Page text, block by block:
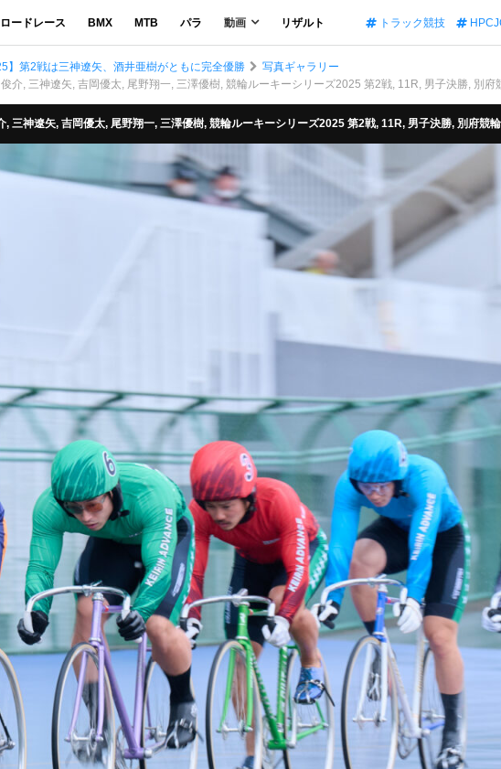
ロードレース BMX MTB パラ 動画 リザルト トラック競技
】第2戦は三神遼矢、酒井亜樹がともに完全優勝
写真ギャラリー
介, 三神遼矢, 吉岡優太, 尾野翔一, 三澤優樹, 競輪ルーキーシリーズ2025 第2戦, 11R, 男子決勝, 別府
, 三神遼矢, 吉岡優太, 尾野翔一, 三澤優樹, 競輪ルーキーシリーズ2025 第2戦, 11R, 男子決勝, 別府競